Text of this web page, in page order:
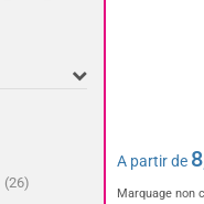
(26)
A partir de
Marquage non